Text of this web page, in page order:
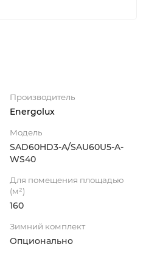
Производитель
Energolux
Модель
SAD60HD3-A/SAU60U5-A-
WS40
Для помещения площадью
(м²)
160
Зимний комплект
Опционально